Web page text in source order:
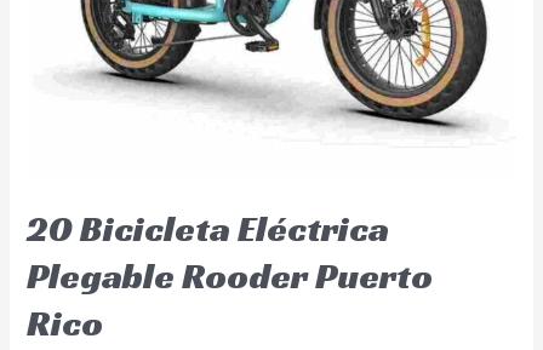
20 Bicicleta Eléctrica
Plegable Rooder Puerto
Rico